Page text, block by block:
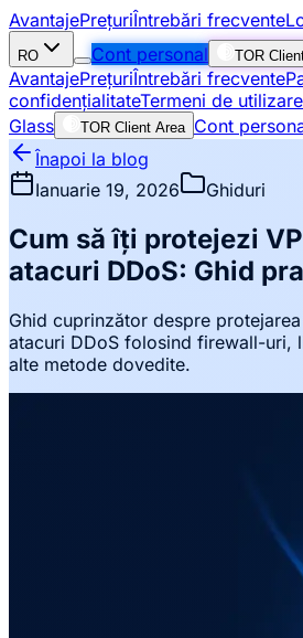
AvantajePrețuriÎntrebări frecvente
RO Cont personal TOR
AvantajePrețuriÎntrebări frecvente
confidențialitateTermeni de
Glass
TOR Client Area Cont
Înapoi la blog
Ianuarie 19, 2026
Ghiduri
Cum să îți protejezi
atacuri DDoS: Ghid
Ghid cuprinzător despre
atacuri DDoS folosind firewall-uri,
alte metode dovedite.